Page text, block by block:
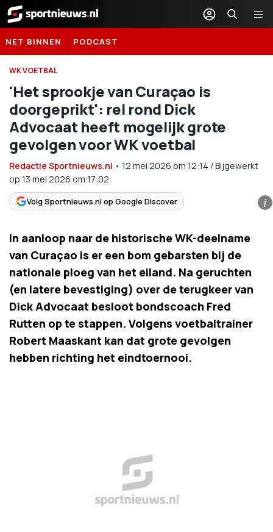
Sportnieuws.nl
NET BINNEN PODCAST
WK VOETBAL
'Het sprookje van Curaçao is
doorgeprikt': rel rond Dick
Advocaat heeft mogelijk grote
gevolgen voor WK voetbal
Redactie Sportnieuws.nl • 12 mei 2026 om 12:14 /Bijgewerkt
op 13 mei 2026 om 17:02
Volg Sportnieuws.nl op Google Discover i
In aanloop naar de historische WK-deelname
van Curaçao is er een bom gebarsten bij de
nationale ploeg van het eiland. Na geruchten
(en latere bevestiging) over de terugkeer van
Dick Advocaat besloot bondscoach Fred
Rutten op te stappen. Volgens voetbaltrainer
Robert Maaskant kan dat grote gevolgen
hebben richting het eindtoernooi.